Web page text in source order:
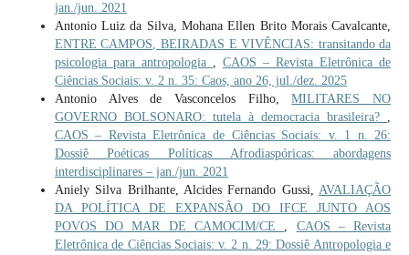
jan./jun. 2021
Antonio Luiz da Silva, Mohana Ellen Brito Morais Cavalcante,
ENTRE CAMPOS, BEIRADAS E VIVÊNCIAS: transitando da
psicologia para antropologia ,CAOS – Revista Eletrônica de
Ciências Sociais: v. 2 n. 35: Caos, ano 26, jul./dez. 2025
Antonio Alves de Vasconcelos Filho,MILITARES NO
GOVERNO BOLSONARO: tutela à democracia brasileira? ,
CAOS – Revista Eletrônica de Ciências Sociais: v. 1 n. 26:
Dossiê Poéticas Políticas Afrodiaspóricas: abordagens
interdisciplinares – jan./jun. 2021
Aniely Silva Brilhante, Alcides Fernando Gussi,AVALIAÇÃO
DA POLÍTICA DE EXPANSÃO DO IFCE JUNTO AOS
POVOS DO MAR DE CAMOCIM/CE , CAOS – Revista
Eletrônica de Ciências Sociais: v. 2 n. 29: Dossiê Antropologia e